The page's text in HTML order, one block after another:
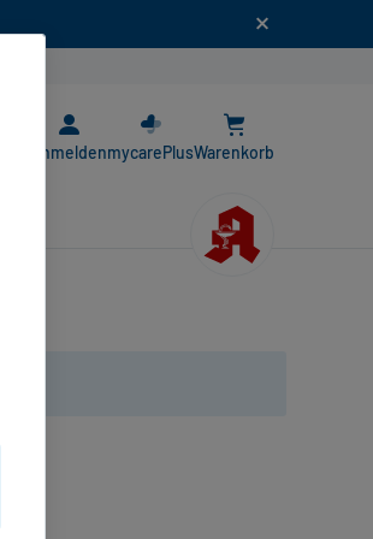
AnmeldenmycarePlusWarenkorb